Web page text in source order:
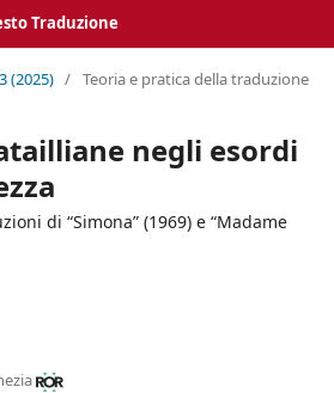
Traduzione
(2025) / Teoria e pratica della traduzione
negli esordi
di “Simona” (1969) e “Madame